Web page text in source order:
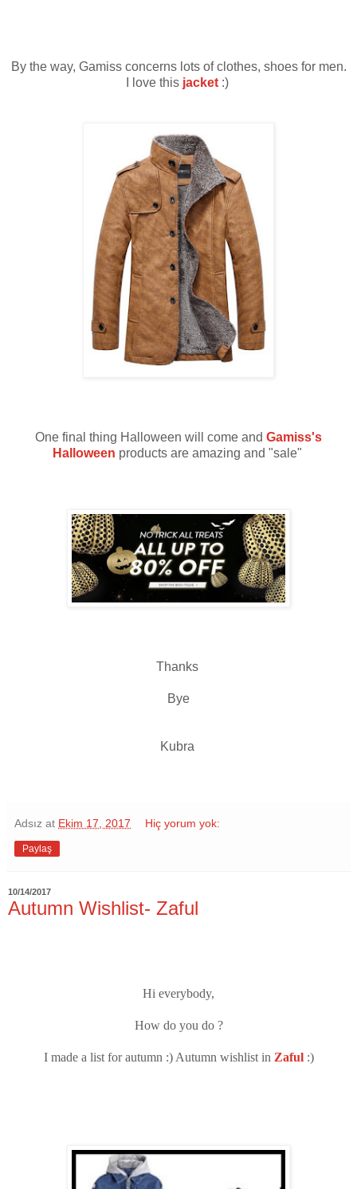
By the way, Gamiss concerns lots of clothes, shoes for men.
I love this jacket :)
One final thing Halloween will come and Gamiss's
Halloween products are amazing and "sale"
Thanks
Bye
Kubra
Adsız at Ekim 17, 2017 Hiç yorum yok:
Paylaş
10/14/2017
Autumn Wishlist- Zaful
Hi everybody,
How do you do ?
I made a list for autumn :) Autumn wishlist in Zaful :)